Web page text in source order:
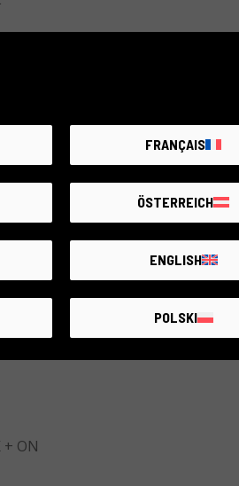
ON
FRANÇAIS
ÖSTERREICH
ENGLISH
POLSKI